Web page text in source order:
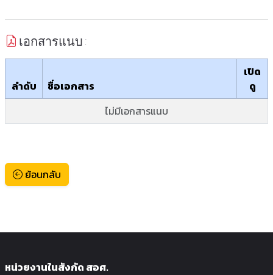
เอกสารแนบ :
ลำดับ ชื่อเอกสาร
เปิด
ดู
ไม่มีเอกสารแนบ
ย้อนกลับ
หน่วยงานในสังกัด สอศ.